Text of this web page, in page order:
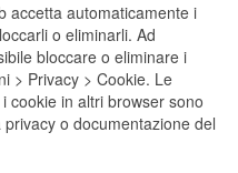
accetta automaticamente i
o eliminarli. Ad
bloccare o eliminare i
> Privacy > Cookie. Le
cookie in altri browser sono
o documentazione del